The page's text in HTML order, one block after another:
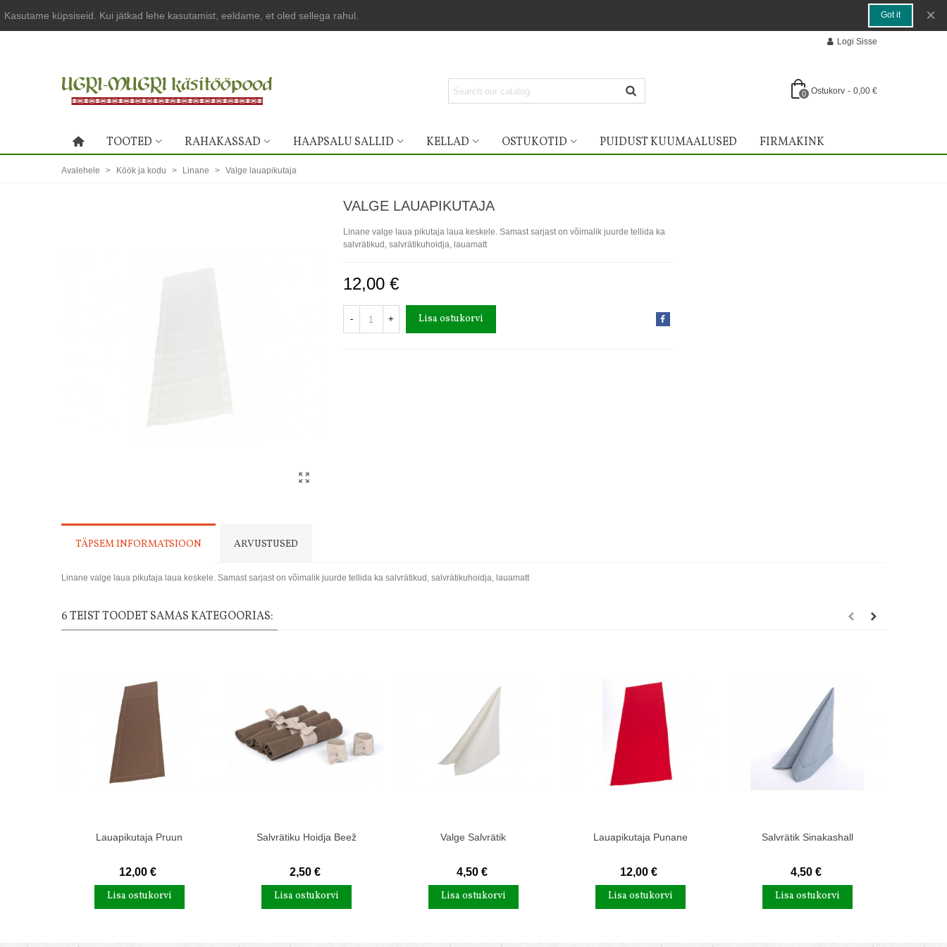
Kasutame küpsiseid. Kui jätkad lehe kasutamist, eeldame, et oled sellega rahul. Got it ×
Logi Sisse
0 Ostukorv - 0,00 €
TOOTED RAHAKASSAD HAAPSALU SALLID KELLAD OSTUKOTID PUIDUST KUUMAALUSED FIRMAKINK
Avalehele > Köök ja kodu > Linane > Valge lauapikutaja
VALGE LAUAPIKUTAJA
Linane valge laua pikutaja laua keskele. Samast sarjast on võimalik juurde tellida ka
salvrätikud, salvrätikuhoidja, lauamatt
12,00 €
- + Lisa ostukorvi
TÄPSEM INFORMATSIOON ARVUSTUSED
Linane valge laua pikutaja laua keskele. Samast sarjast on võimalik juurde tellida ka salvrätikud, salvrätikuhoidja, lauamatt
6 TEIST TOODET SAMAS KATEGOORIAS:
Lauapikutaja Pruun
12,00 €
Lisa ostukorvi
Salvrätiku Hoidja Beež
2,50 €
Lisa ostukorvi
Valge Salvrätik
4,50 €
Lisa ostukorvi
Lauapikutaja Punane
12,00 €
Lisa ostukorvi
Salvrätik Sinakashall
4,50 €
Lisa ostukorvi